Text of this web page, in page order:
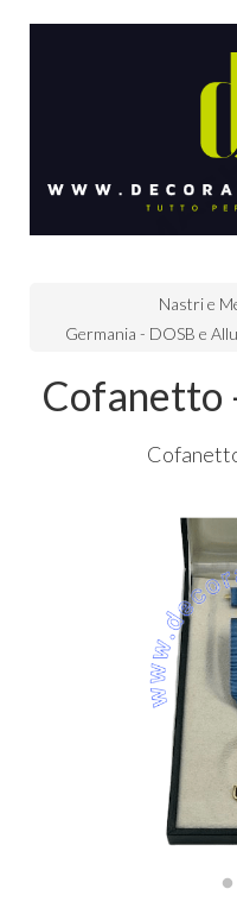
Nastri e
Germania - DOSB e
Cofanetto